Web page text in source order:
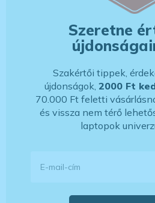
Szeretne
Szakértői tippek,
újdonságok, 2000 Ft
70.000 Ft feletti
és vissza nem térő
laptopok